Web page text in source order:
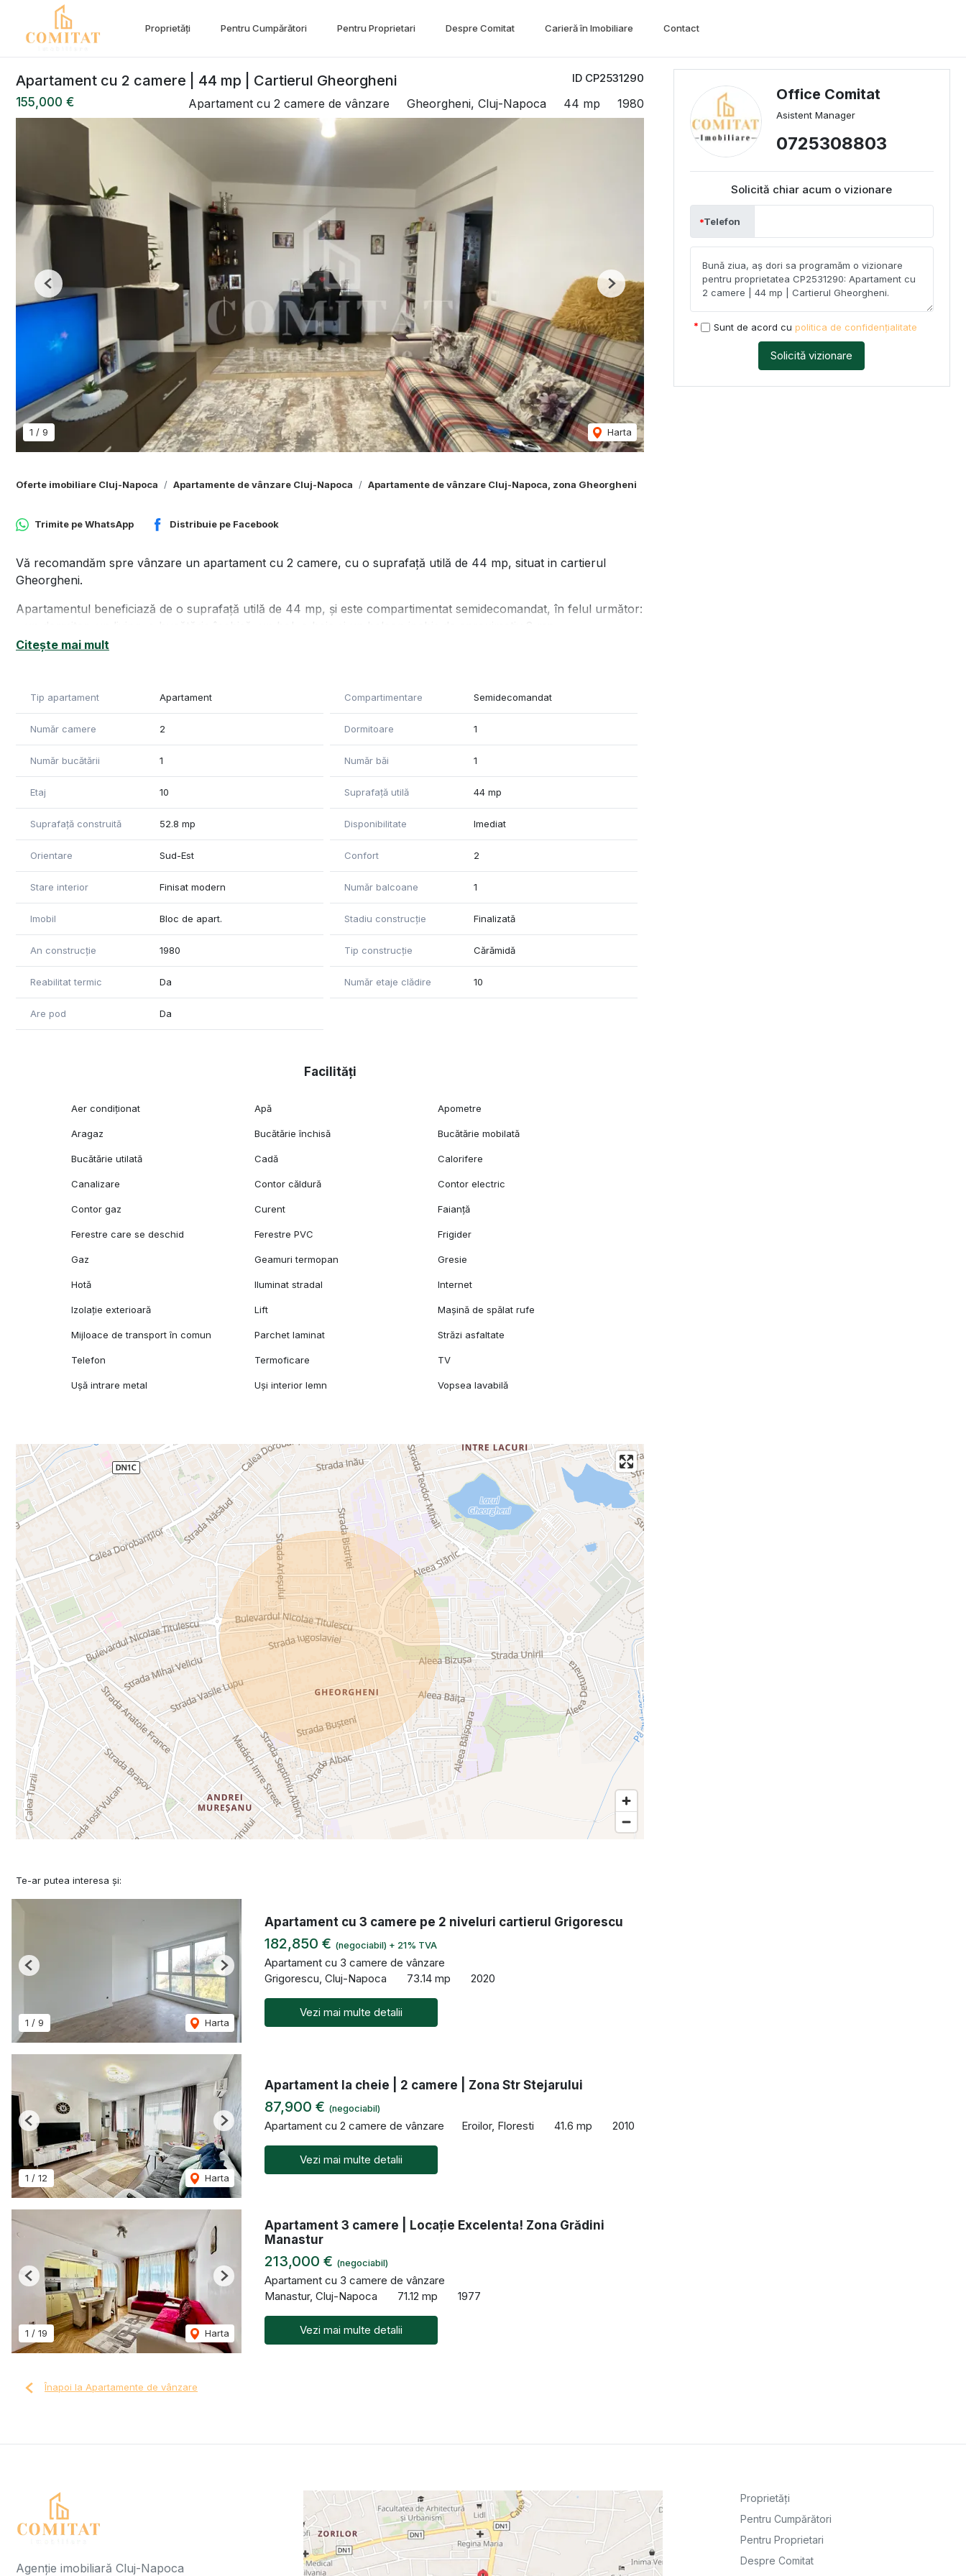
Proprietăți Pentru Cumpărători Pentru Proprietari Despre Comitat Carieră în Imobiliare Contact
ID CP2531290
Apartament cu 2 camere | 44 mp | Cartierul Gheorgheni
155,000 € Apartament cu 2 camere de vânzare Gheorgheni, Cluj-Napoca 44 mp 1980
1 / 9 Harta
Previous Next
Oferte imobiliare Cluj-Napoca Apartamente de vânzare Cluj-Napoca Apartamente de vânzare Cluj-Napoca, zona Gheorgheni
Trimite peWhatsApp Distribuie pe Facebook
Vă recomandăm spre vânzare un apartament cu 2 camere, cu o suprafață utilă de 44 mp, situat in cartierul
Gheorgheni.
Apartamentul beneficiază de o suprafață utilă de 44 mp, și este compartimentat semidecomandat, în felul următor:
Apartamentul beneficiaza de o parcare de la primarie.
Apartamentul are certificatul de perforamanță energetică in lucru. Acesta va fi predat de către proprietari
cumpărătorilor, la data semnării contractului de vânzare.
Pentru mai multe informații și vizionări, contactați-ne cu încredere!
Informațiile din anunț au fost furnizate în prealabil de către proprietar. Agenția nu își asumă responsabilitatea
pentru eventuale modificări în ceea ce privește prețul sau informațiile prezentate.
Citește mai mult
Tip apartament Apartament Compartimentare Semidecomandat
Număr camere 2 Dormitoare 1
Număr bucătării 1 Număr băi 1
Etaj 10 Suprafață utilă 44 mp
Suprafață construită 52.8 mp Disponibilitate Imediat
Orientare Sud-Est Confort 2
Stare interior Finisat modern Număr balcoane 1
Imobil Bloc de apart. Stadiu construcție Finalizată
An construcție 1980 Tip construcție Cărămidă
Reabilitat termic Da Număr etaje clădire 10
Are pod Da
Facilități
Aer condiționat Apă Apometre
Aragaz Bucătărie închisă Bucătărie mobilată
Bucătărie utilată Cadă Calorifere
Canalizare Contor căldură Contor electric
Contor gaz Curent Faianță
Ferestre care se deschid Ferestre PVC Frigider
Gaz Geamuri termopan Gresie
Hotă Iluminat stradal Internet
Izolație exterioară Lift Mașină de spălat rufe
Mijloace de transport în comun Parchet laminat Străzi asfaltate
Telefon Termoficare TV
Ușă intrare metal Uși interior lemn Vopsea lavabilă
Office Comitat
Asistent Manager
0725308803
Solicită chiar acum o vizionare
Telefon
Sunt de acord cu politica de confidențialitate
Solicită vizionare
Te-ar putea interesa și:
1 / 9 Harta
Previous Next
Apartament cu 3 camere pe 2 niveluri cartierul Grigorescu
182,850 € (negociabil) + 21% TVA
Apartament cu 3 camere de vânzare
Grigorescu, Cluj-Napoca
73.14 mp 2020
Vezi mai multe detalii
1 / 12 Harta
Previous Next
Apartament la cheie | 2 camere | Zona Str Stejarului
87,900 € (negociabil)
Apartament cu 2 camere de vânzare Eroilor, Floresti 41.6 mp 2010
Vezi mai multe detalii
1 / 19 Harta
Previous Next
Apartament 3 camere | Locație Excelenta! Zona Grădini
Manastur
213,000 € (negociabil)
Apartament cu 3 camere de vânzare
Manastur, Cluj-Napoca
71.12 mp 1977
Vezi mai multe detalii
Înapoi la Apartamente de vânzare
Agenție imobiliară Cluj-Napoca
Proprietăți
Pentru Cumpărători
Pentru Proprietari
Despre Comitat